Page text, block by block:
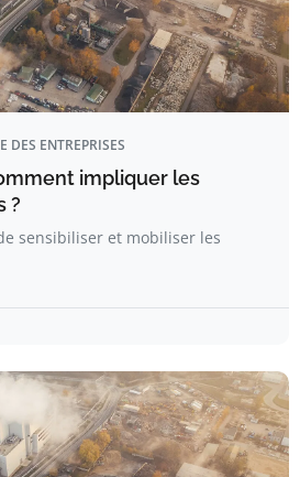
DES ENTREPRISES
impliquer les
?
sensibiliser et mobiliser les